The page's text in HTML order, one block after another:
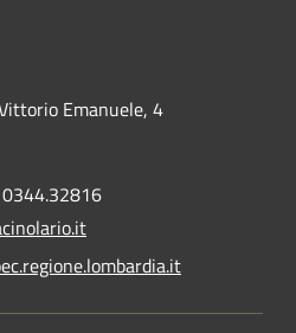
Emanuele, 4